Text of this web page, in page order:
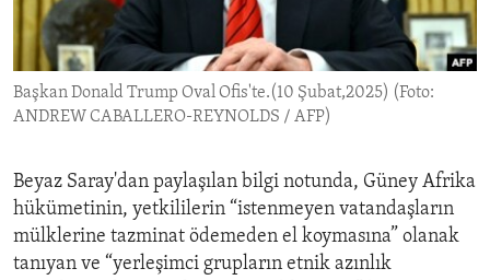
ENVIRONMENT AND HEALTH
IDEALS AND INSTITUTIONS
Başkan Donald Trump Oval Ofis'te.(10 Şubat,2025) (Foto:
ANDREW CABALLERO-REYNOLDS / AFP)
Beyaz Saray'dan paylaşılan bilgi notunda, Güney Afrika
hükümetinin, yetkililerin “istenmeyen vatandaşların
mülklerine tazminat ödemeden el koymasına” olanak
tanıyan ve “yerleşimci grupların etnik azınlık